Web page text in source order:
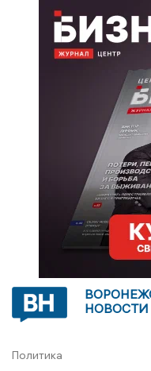
НОВОСТИ
Политика